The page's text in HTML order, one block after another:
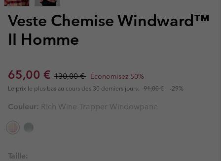
Veste Chemise Windward™
II Homme
Sale price:
65,00 € Regular price:
130,00 € Économisez 50%
Le prix le plus bas au cours des 30 derniers jours: 91,00 € -29%
Couleur: Rich Wine Trapper Windowpane
Taille: